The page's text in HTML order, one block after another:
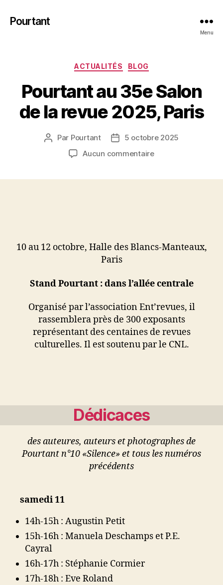
Pourtant
Menu
Catégories
ACTUALITÉS BLOG
Pourtant au 35e Salon
de la revue 2025, Paris
Auteur
l’article
Par Pourtant
Date5 octobre 2025
Aucun commentairesur
Paris
10 au 12 octobre, Halle des Blancs-Manteaux,
Paris
Stand Pourtant : dans l’allée centrale
Organisé par l’association Ent’revues, il
rassemblera près de 300 exposants
représentant des centaines de revues
culturelles. Il est soutenu par le CNL.
Dédicaces
des auteures, auteurs et photographes de
Pourtant n°10 «Silence» et tous les numéros
précédents
samedi 11
14h-15h : Augustin Petit
15h-16h : Manuela Deschamps et P.E.
Cayral
16h-17h : Stéphanie Cormier
17h-18h : Eve Roland